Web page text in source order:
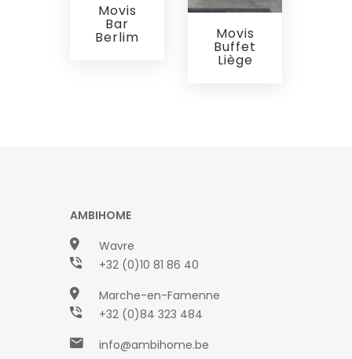
Movis
Bar
Berlim Movis
Buffet
Liège
AMBIHOME
Wavre
+32 (0)10 81 86 40
Marche-en-Famenne
+32 (0)84 323 484
info@ambihome.be